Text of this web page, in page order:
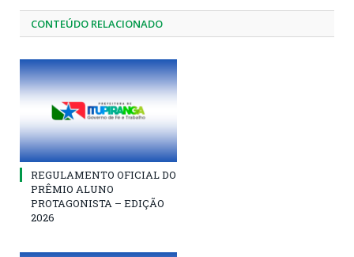
CONTEÚDO RELACIONADO
REGULAMENTO OFICIAL DO
PRÊMIO ALUNO
PROTAGONISTA – EDIÇÃO
2026